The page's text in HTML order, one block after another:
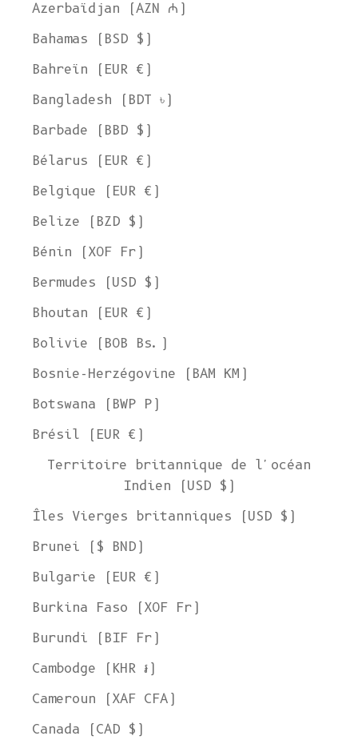
Azerbaïdjan (AZN ₼)
Bahamas (BSD $)
Bahreïn (EUR €)
Bangladesh (BDT ৳)
Barbade (BBD $)
Bélarus (EUR €)
Belgique (EUR €)
Belize (BZD $)
Bénin (XOF Fr)
Bermudes (USD $)
Bhoutan (EUR €)
Bolivie (BOB Bs.)
Bosnie-Herzégovine (BAM КМ)
Botswana (BWP P)
Brésil (EUR €)
Territoire britannique de l'océan
Indien (USD $)
Îles Vierges britanniques (USD $)
Brunei ($ BND)
Bulgarie (EUR €)
Burkina Faso (XOF Fr)
Burundi (BIF Fr)
Cambodge (KHR ៛)
Cameroun (XAF CFA)
Canada (CAD $)